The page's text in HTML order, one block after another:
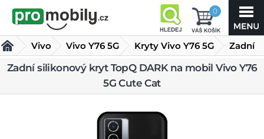
0
Vivo Vivo Y76 5G Kryty Vivo Y76 5G Zadní
silikonový kryt TopQ DARK na mobil Vivo Y76 5G Cute Cat
Zadní silikonový kryt TopQ DARK na mobil Vivo Y76
5G Cute Cat